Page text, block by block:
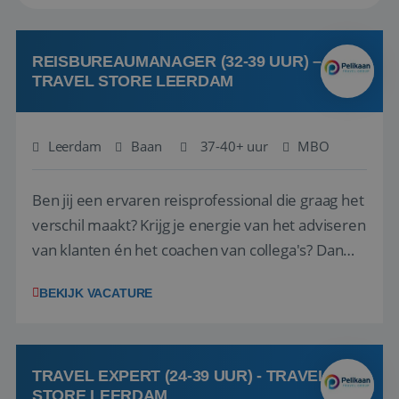
REISBUREAUMANAGER (32-39 UUR) –
TRAVEL STORE LEERDAM
Leerdam Baan 37-40+ uur MBO
Ben jij een ervaren reisprofessional die graag het
verschil maakt? Krijg je energie van het adviseren
van klanten én het coachen van collega's? Dan
(onderdeel van Pelikaan Travel Group) zoeken
team het reisbureau verder...
BEKIJK VACATURE
TRAVEL EXPERT (24-39 UUR) - TRAVEL
STORE LEERDAM